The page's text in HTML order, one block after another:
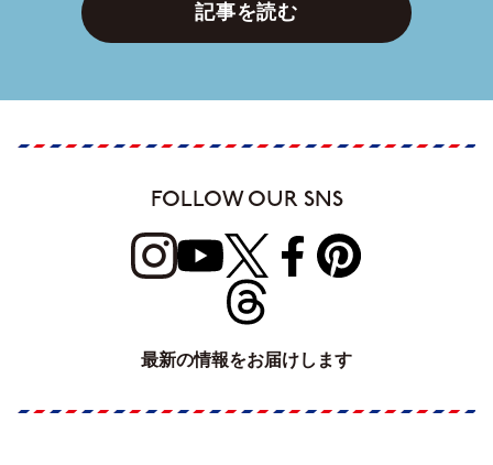
記事を読む
FOLLOW OUR SNS
最新の情報をお届けします